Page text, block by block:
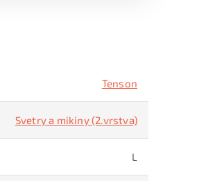
Tenson
Svetry a mikiny (2.vrstva)
L